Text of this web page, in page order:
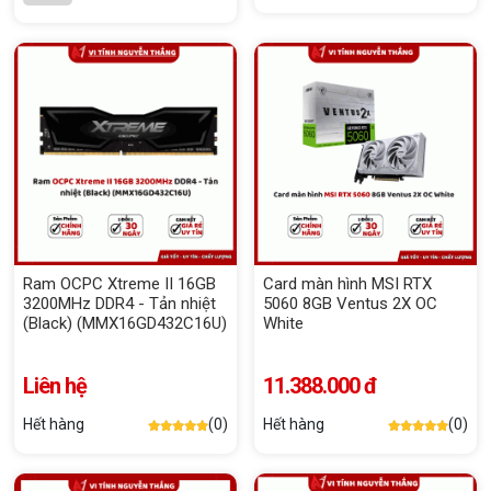
Ram OCPC Xtreme II 16GB
3200MHz DDR4 - Tản nhiệt
(Black) (MMX16GD432C16U)
Liên hệ
Hết hàng (0)
Card màn hình MSI RTX
5060 8GB Ventus 2X OC
White
11.388.000 đ
Hết hàng (0)